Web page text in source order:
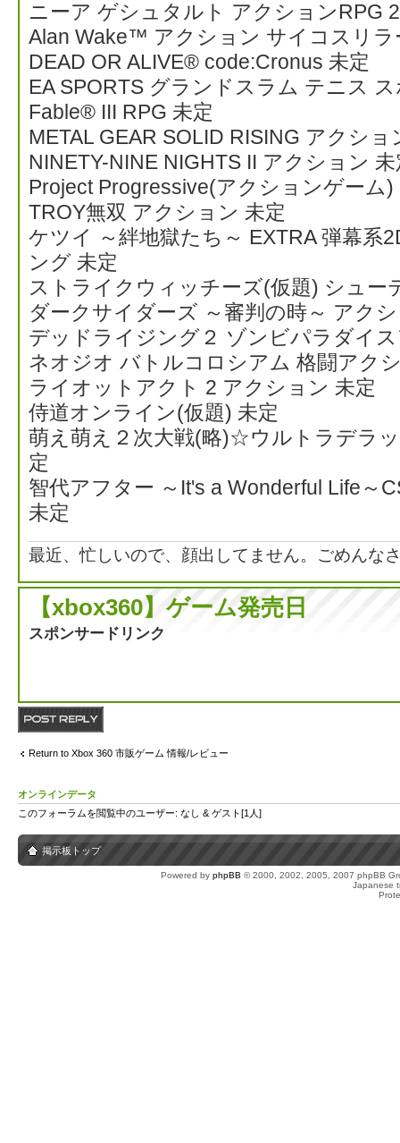
ニーア ゲシュタルト アクションRPG
Alan Wake™ アクション サイコスリラ
DEAD OR ALIVE® code:Cronus 未定
EA SPORTS グランドスラム テニス
Fable® III RPG 未定
METAL GEAR SOLID RISING アクシ
NINETY-NINE NIGHTS II アクション 未
Project Progressive(アクションゲーム
TROY無双 アクション 未定
ケツイ ～絆地獄たち～ EXTRA 弾幕系
ング 未定
ストライクウィッチーズ(仮題) シュー
ダークサイダーズ ～審判の時～ アク
デッドライジング２ ゾンビパラダイ
ネオジオ バトルコロシアム 格闘アク
ライオットアクト 2 アクション 未定
侍道オンライン(仮題) 未定
萌え萌え２次大戦(略)☆ウルトラデラ
定
智代アフター ～It's a Wonderful Life～
未定
最近、忙しいので、顔出してません。ごめんな
【xbox360】ゲーム発売日
スポンサードリンク
Return to Xbox 360 市販ゲーム 情報/レビュー
オンラインデータ
このフォーラムを閲覧中のユーザー: なし & ゲスト[1人]
掲示板トップ
Powered by phpBB © 2000, 2002, 2005, 2007 phpBB
Japanese